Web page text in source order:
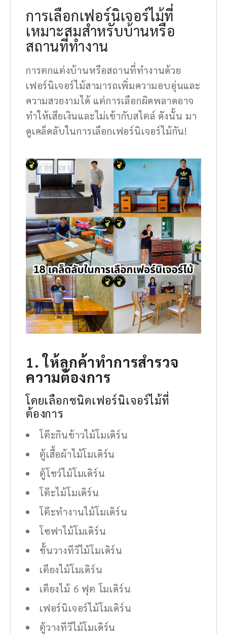
การเลือกเฟอร์นิเจอร์ไม้ที่
เหมาะสมสำหรับบ้านหรือ
สถานที่ทำงาน
การตกแต่งบ้านหรือสถานที่ทำงานด้วย
เฟอร์นิเจอร์ไม้สามารถเพิ่มความอบอุ่นและ
ความสวยงามได้ แต่การเลือกผิดพลาดอาจ
ทำให้เสียเงินและไม่เข้ากับสไตล์ ดังนั้น มา
ดูเคล็ดลับในการเลือกเฟอร์นิเจอร์ไม้กัน!
1. ให้ลูกค้าทำการสำรวจ
ความต้องการ
โดยเลือกชนิดเฟอร์นิเจอร์ไม้ที่
ต้องการ
โต๊ะกินข้าวไม้โมเดิร์น
ตู้เสื้อผ้าไม้โมเดิร์น
ตู้โชว์ไม้โมเดิร์น
โต๊ะไม้โมเดิร์น
โต๊ะทํางานไม้โมเดิร์น
โซฟาไม้โมเดิร์น
ชั้นวางทีวีไม้โมเดิร์น
เตียงไม้โมเดิร์น
เตียงไม้ 6 ฟุต โมเดิร์น
เฟอร์นิเจอร์ไม้โมเดิร์น
ตู้วางทีวีไม้โมเดิร์น